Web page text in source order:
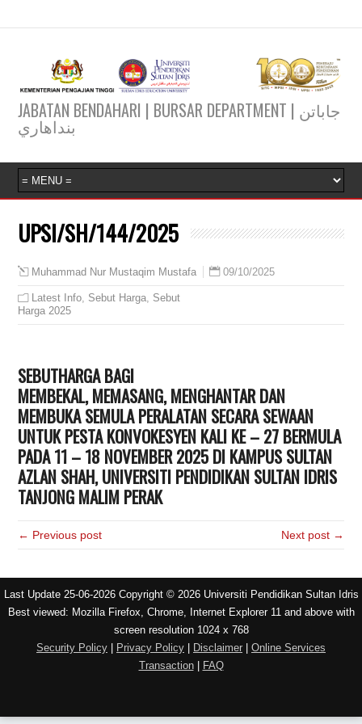
JABATAN BENDAHARI | BURSAR DEPARTMENT | جاباتن
بنداهاري
UPSI/SH/144/2025
Muhammad Nur Mustaqim Mustafa 09/10/2025
Latest Info, Sebut Harga, Sebut
Harga 2025
SEBUTHARGA BAGI
MEMBEKAL, MEMASANG, MENGHANTAR DAN
MEMBUKA SEMULA PERALATAN SECARA SEWAAN
UNTUK PESTA KONVOKESYEN KALI KE – 27 BERMULA
PADA 11 – 18 NOVEMBER 2025 DI KAMPUS SULTAN
AZLAN SHAH, UNIVERSITI PENDIDIKAN SULTAN IDRIS
TANJONG MALIM PERAK
← Previous post Next post →
Last Update 25-06-2026 Copyright © 2026 Universiti Pendidikan Sultan Idris
Best viewed: Mozilla Firefox, Chrome, Internet Explorer 11 and above with
screen resolution 1024 x 768
Security Policy Privacy Policy Disclaimer
Online Services
Transaction| FAQ